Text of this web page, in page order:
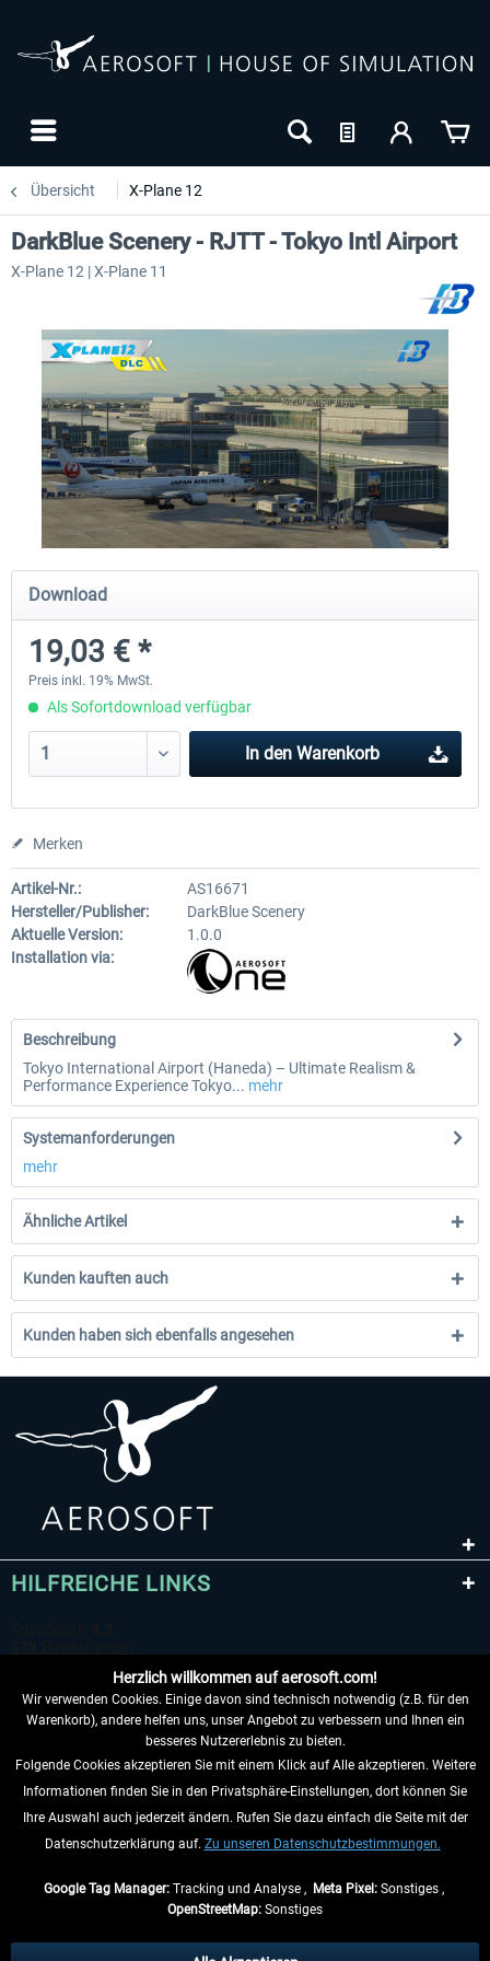
Übersicht X-Plane 12
Traffic Global for X-Plane 12/11
(Windows)
44,58 € *
X-Plane.org - King Air 350
DarkBlue Scenery - RJTT - Tokyo Intl Airport
X-Plane 12 | X-Plane 11
Download
19,03 € *
Preis inkl. 19% MwSt.
Als Sofortdownload verfügbar
In den Warenkorb
Merken
Artikel-Nr.:
AS16671
Hersteller/Publisher:
DarkBlue Scenery
Aktuelle Version:
1.0.0
Installation via:
Beschreibung
Tokyo International Airport (Haneda) – Ultimate Realism &
Performance Experience Tokyo... mehr
Systemanforderungen
mehr
Ähnliche Artikel
Kunden kauften auch
Kunden haben sich ebenfalls angesehen
HILFREICHE LINKS
VERTRAG WIDERRUFEN
INFORMATIONEN
Herzlich willkommen auf aerosoft.com!
Wir verwenden Cookies. Einige davon sind technisch notwendig (z.B. für den
Warenkorb), andere helfen uns, unser Angebot zu verbessern und Ihnen ein
besseres Nutzererlebnis zu bieten.
Folgende Cookies akzeptieren Sie mit einem Klick auf Alle akzeptieren. Weitere
Informationen finden Sie in den Privatsphäre-Einstellungen, dort können Sie
Ihre Auswahl auch jederzeit ändern. Rufen Sie dazu einfach die Seite mit der
Datenschutzerklärung auf. Zu unseren Datenschutzbestimmungen.
Google Tag Manager:Tracking und Analyse , Meta Pixel:Sonstiges ,
OpenStreetMap: Sonstiges